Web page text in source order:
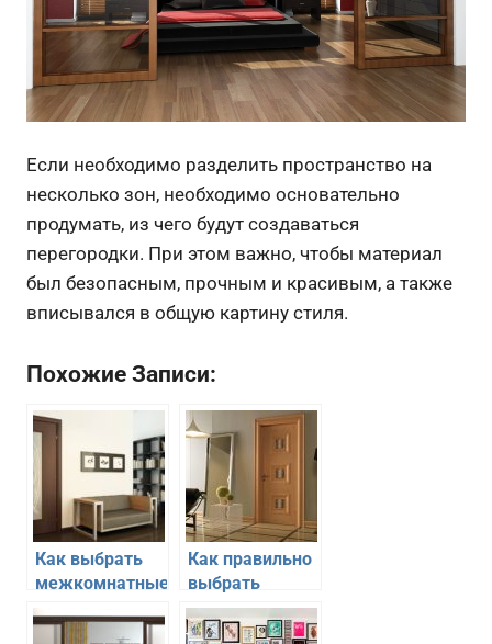
Если необходимо разделить пространство на
несколько зон, необходимо основательно
продумать, из чего будут создаваться
перегородки. При этом важно, чтобы материал
был безопасным, прочным и красивым, а также
вписывался в общую картину стиля.
Похожие Записи:
Как выбрать
межкомнатные
двери
Как правильно
выбрать
межкомнатные
двери к